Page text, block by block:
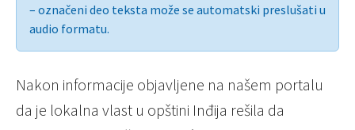
– označeni deo teksta može se automatski preslušati u
audio formatu.
Nakon informacije objavljene na našem portalu
da je lokalna vlast u opštini Inđija rešila da